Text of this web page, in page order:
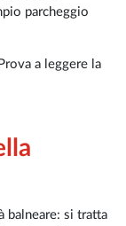
parcheggio
Prova a leggere la
balneare: si tratta